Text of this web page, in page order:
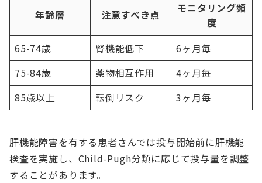
年齢層 注意すべき点
モニタリング頻
度
65-74歳
腎機能低下
6ヶ月毎
75-84歳
薬物相互作用
4ヶ月毎
85歳以上
転倒リスク 3ヶ月毎
肝機能障害を有する患者さんでは投与開始前に肝機能
検査を実施し、Child-Pugh分類に応じて投与量を調整
することがあります。